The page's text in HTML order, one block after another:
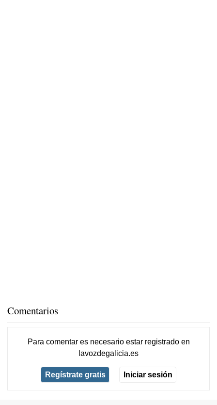
Comentarios
Para comentar es necesario estar registradoen
lavozdegalicia.es
Regístrate gratis Iniciar sesión